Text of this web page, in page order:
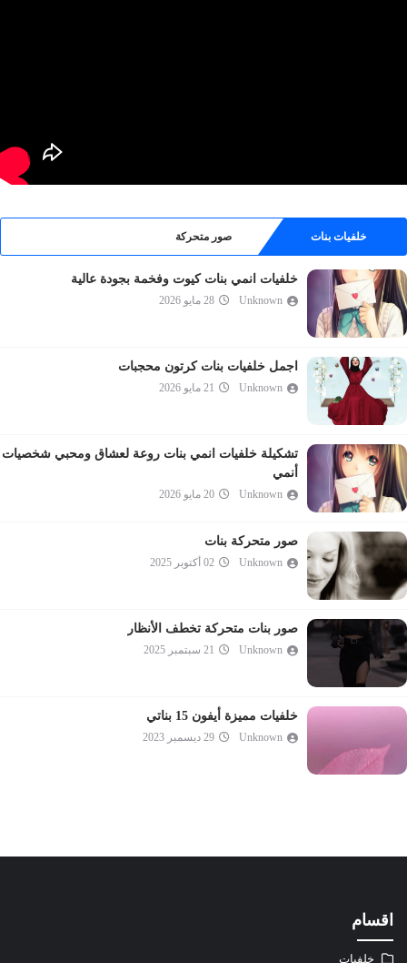
خلفيات بنات صور متحركة
خلفيات انمي بنات كيوت وفخمة بجودة عالية
Unknown 28 مايو 2026
اجمل خلفيات بنات كرتون محجبات
Unknown 21 مايو 2026
تشكيلة خلفيات انمي بنات روعة لعشاق ومحبي شخصيات
أنمي
Unknown 20 مايو 2026
صور متحركة بنات
Unknown 02 أكتوبر 2025
صور بنات متحركة تخطف الأنظار
Unknown 21 سبتمبر 2025
خلفيات مميزة أيفون 15 بناتي
Unknown 29 ديسمبر 2023
اقسام
خلفيات